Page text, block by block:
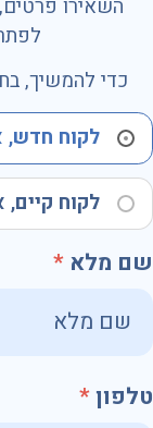
השאירו
כדי להמשיך,
לקוח חדש,
לקוח קיים,
שם מלא
טלפון